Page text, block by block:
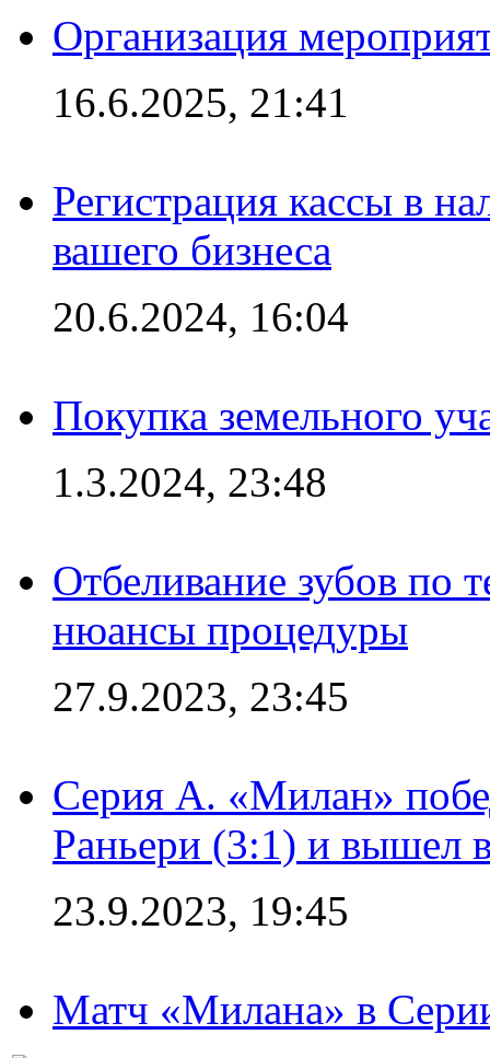
Организация
16.6.2025, 21:41
Регистрация кассы в
вашего бизнеса
20.6.2024, 16:04
Покупка земельного
1.3.2024, 23:48
Отбеливание зубов по
нюансы процедуры
27.9.2023, 23:45
Серия А. «Милан»
Раньери (3:1) и вышел
23.9.2023, 19:45
Матч «Милана» в